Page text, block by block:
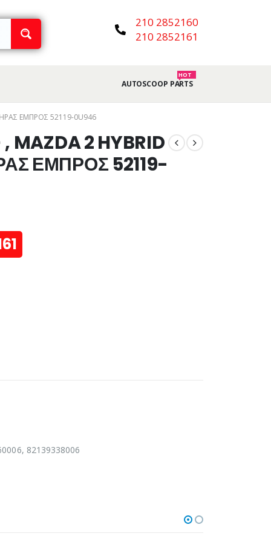
210 2852160
210 2852161
AUTOSCOOP PARTS
HOT
ΕΜΠΡΟΣ 52119-0U946
MAZDA 2 HYBRID
ΕΜΠΡΟΣ 52119-
82139338006